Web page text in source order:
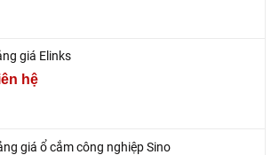
giá Elinks
hệ
giá ổ cắm công nghiệp Sino